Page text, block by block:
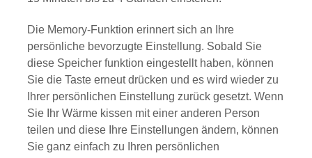
Die Memory-Funktion erinnert sich an Ihre
persönliche bevorzugte Einstellung. Sobald Sie
diese Speicher funktion eingestellt haben, können
Sie die Taste erneut drücken und es wird wieder zu
Ihrer persönlichen Einstellung zurück gesetzt. Wenn
Sie Ihr Wärme kissen mit einer anderen Person
teilen und diese Ihre Einstellungen ändern, können
Sie ganz einfach zu Ihren persönlichen